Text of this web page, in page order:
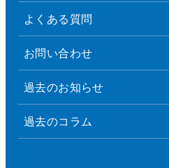
よくある質問
お問い合わせ
過去のお知らせ
過去のコラム